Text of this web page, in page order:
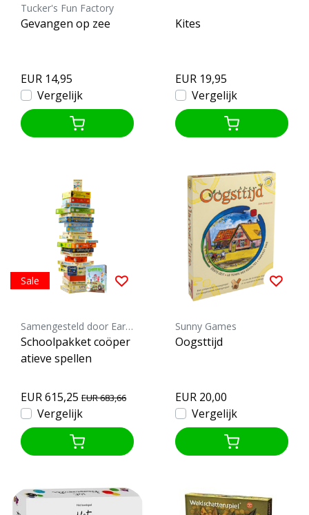
Tucker's Fun Factory
Gevangen op zee
EUR 14,95
Vergelijk
Kites
EUR 19,95
Vergelijk
Sale
Samengesteld door Earth Games
Schoolpakket coöper
atieve spellen
EUR 615,25 EUR 683,66
Vergelijk
Sunny Games
Oogsttijd
EUR 20,00
Vergelijk